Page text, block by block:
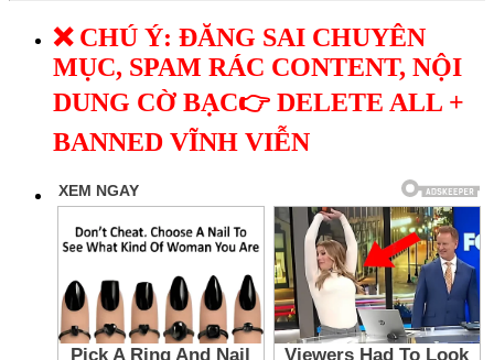
❌ CHÚ Ý: ĐĂNG SAI CHUYÊN
MỤC, SPAM RÁC CONTENT, NỘI
DUNG CỜ BẠC👉 DELETE ALL +
BANNED VĨNH VIỄN